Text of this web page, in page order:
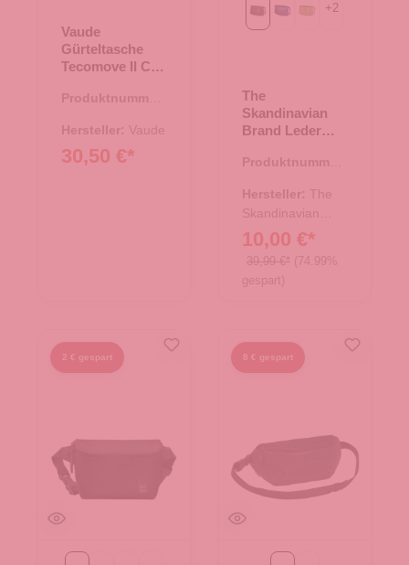
Vaude
Gürteltasche
Tecomove II City
Produktnummer:
Hersteller: Vaude
30,50 €*
BlackBlueGreen
+2
The
Skandinavian
Brand Leder
- Black
Produktnummer:
Hersteller: The
Skandinavian
Brand
10,00 €*
39,99 €* (74.99%
gespart)
2 € gespart 8 € gespart